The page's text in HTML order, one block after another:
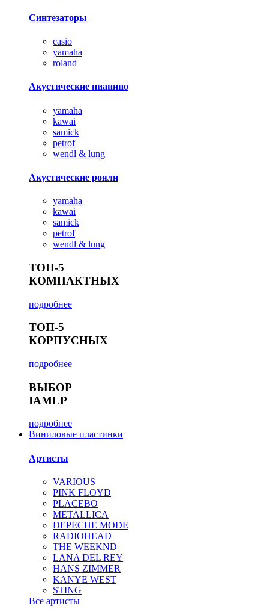
Синтезаторы
casio
yamaha
roland
Акустические пианино
yamaha
kawai
samick
petrof
wendl & lung
Акустические рояли
yamaha
kawai
samick
petrof
wendl & lung
ТОП-5
КОМПАКТНЫХ
подробнее
ТОП-5
КОРПУСНЫХ
подробнее
ВЫБОР
IAMLP
подробнее
Виниловые пластинки
Артисты
VARIOUS
PINK FLOYD
PLACEBO
METALLICA
DEPECHE MODE
RADIOHEAD
THE WEEKND
LANA DEL REY
HANS ZIMMER
KANYE WEST
STING
Все артисты